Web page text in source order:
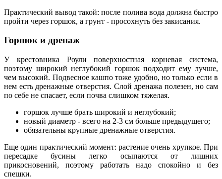
Практический вывод такой: после полива вода должна быстро
пройти через горшок, а грунт - просохнуть без закисания.
Горшок и дренаж
У крестовника Роули поверхностная корневая система,
поэтому широкий неглубокий горшок подходит ему лучше,
чем высокий. Подвесное кашпо тоже удобно, но только если в
нем есть дренажные отверстия. Слой дренажа полезен, но сам
по себе не спасает, если почва слишком тяжелая.
горшок лучше брать широкий и неглубокий;
новый диаметр - всего на 2-3 см больше предыдущего;
обязательны крупные дренажные отверстия.
Еще один практический момент: растение очень хрупкое. При
пересадке бусины легко осыпаются от лишних
прикосновений, поэтому работать надо спокойно и без
спешки.